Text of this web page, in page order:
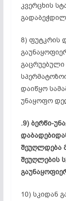
კვერცხის
8) ფუტკრის
დაიწყო
უნაყოფო
.9) ბერწი-
შეუღლდება
შეუღლების
10) სკიდან